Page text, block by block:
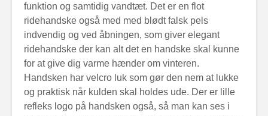
funktion og samtidig vandtæt. Det er en flot
ridehandske også med med blødt falsk pels
indvendig og ved åbningen, som giver elegant
ridehandske der kan alt det en handske skal kunne
for at give dig varme hænder om vinteren.
Handsken har velcro luk som gør den nem at lukke
og praktisk når kulden skal holdes ude. Der er lille
refleks logo på handsken også, så man kan ses i